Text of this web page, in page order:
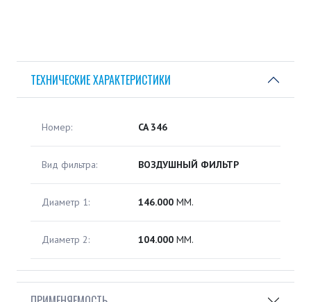
ТЕХНИЧЕСКИЕ ХАРАКТЕРИСТИКИ
Номер: CA 346
Вид фильтра: ВОЗДУШНЫЙ ФИЛЬТР
Диаметр 1: 146.000 ММ.
Диаметр 2: 104.000 ММ.